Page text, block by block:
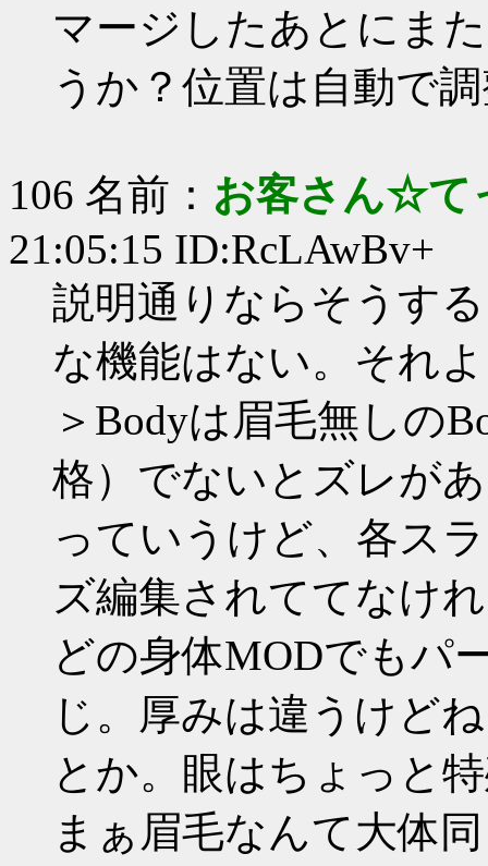
マージしたあとにま
うか？位置は自動で
106 名前： お客さん☆て
21:05:15 ID:RcLAwBv+
説明通りならそうす
な機能はない。それ
＞Bodyは眉毛無しの
格）でないとズレが
っていうけど、各ス
ズ編集されててなけ
どの身体MODでもパ
じ。厚みは違うけど
とか。眼はちょっと
まぁ眉毛なんて大体